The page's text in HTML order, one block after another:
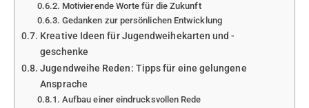
Motivierende Worte für die Zukunft
Gedanken zur persönlichen Entwicklung
Kreative Ideen für Jugendweihekarten und -
geschenke
Jugendweihe Reden: Tipps für eine gelungene
Ansprache
Aufbau einer eindrucksvollen Rede